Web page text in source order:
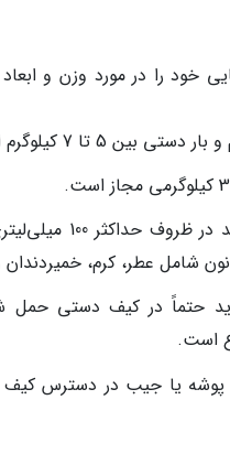
خود را در مورد وزن و
قانون حمل مایعات: در بار دستی
شامل عطر، کرم،
حتماً در کیف دستی حمل
است.
پوشه یا جیب در دسترس